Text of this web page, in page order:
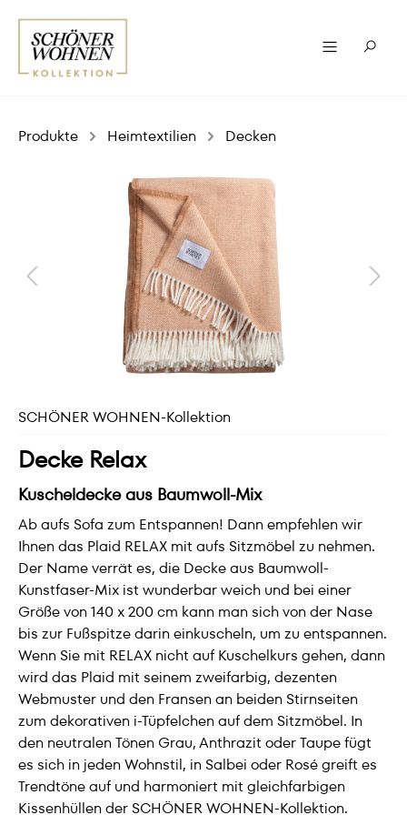
Produkte Heimtextilien Decken
SCHÖNER WOHNEN-Kollektion
Decke Relax
Kuscheldecke aus Baumwoll-Mix
Ab aufs Sofa zum Entspannen! Dann empfehlen wir
Ihnen das Plaid RELAX mit aufs Sitzmöbel zu nehmen.
Der Name verrät es, die Decke aus Baumwoll-
Kunstfaser-Mix ist wunderbar weich und bei einer
Größe von 140 x 200 cm kann man sich von der Nase
bis zur Fußspitze darin einkuscheln, um zu entspannen.
Wenn Sie mit RELAX nicht auf Kuschelkurs gehen, dann
wird das Plaid mit seinem zweifarbig, dezenten
Webmuster und den Fransen an beiden Stirnseiten
zum dekorativen i-Tüpfelchen auf dem Sitzmöbel. In
den neutralen Tönen Grau, Anthrazit oder Taupe fügt
es sich in jeden Wohnstil, in Salbei oder Rosé greift es
Trendtöne auf und harmoniert mit gleichfarbigen
Kissenhüllen der SCHÖNER WOHNEN-Kollektion.